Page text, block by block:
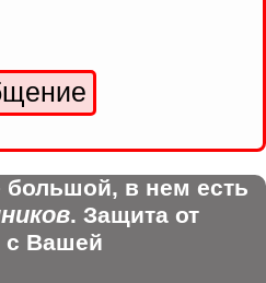
большой, в нем есть
. Защита от
с Вашей